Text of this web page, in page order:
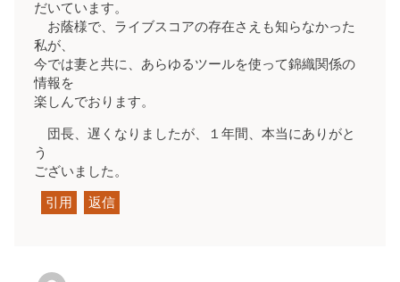
だいています。
お蔭様で、ライブスコアの存在さえも知らなかった
私が、
今では妻と共に、あらゆるツールを使って錦織関係の
情報を
楽しんでおります。
団長、遅くなりましたが、１年間、本当にありがと
う
ございました。
引用 返信